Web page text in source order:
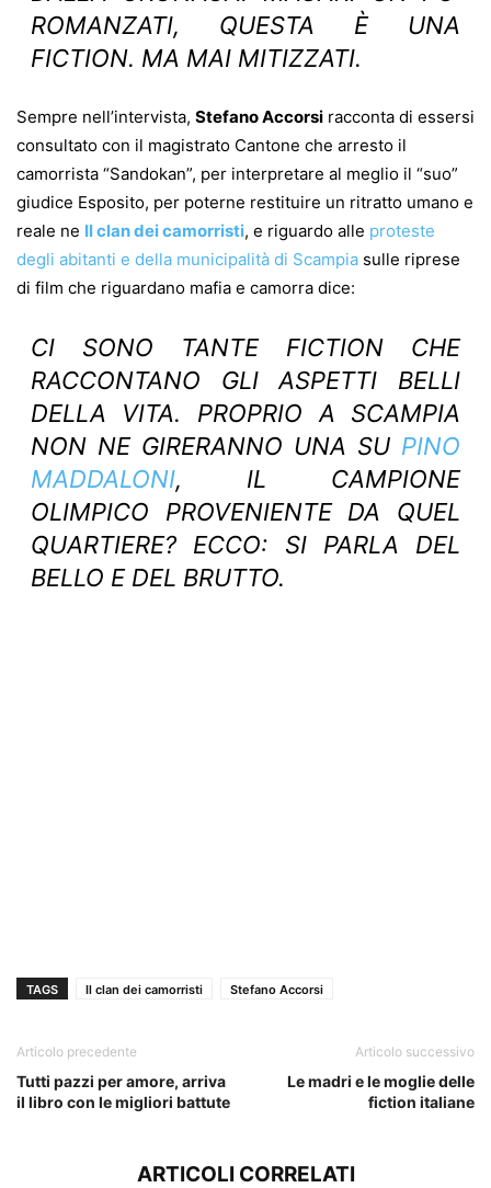
ROMANZATI, QUESTA È UNA
FICTION. MA MAI MITIZZATI.
Sempre nell’intervista, Stefano Accorsi racconta di essersi
consultato con il magistrato Cantone che arresto il
camorrista “Sandokan”, per interpretare al meglio il “suo”
giudice Esposito, per poterne restituire un ritratto umano e
reale ne Il clan dei camorristi, e riguardo alle proteste
degli abitanti e della municipalità di Scampia sulle riprese
di film che riguardano mafia e camorra dice:
CI SONO TANTE FICTION CHE
RACCONTANO GLI ASPETTI BELLI
DELLA VITA. PROPRIO A SCAMPIA
NON NE GIRERANNO UNA SU PINO
MADDALONI, IL CAMPIONE
OLIMPICO PROVENIENTE DA QUEL
QUARTIERE? ECCO: SI PARLA DEL
BELLO E DEL BRUTTO.
TAGS Il clan dei camorristi Stefano Accorsi
Articolo precedente
Tutti pazzi per amore, arriva
il libro con le migliori battute
Articolo successivo
Le madri e le moglie delle
fiction italiane
ARTICOLI CORRELATI